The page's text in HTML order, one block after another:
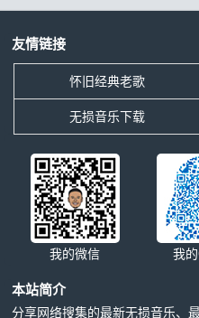
友情链接
怀旧经典老歌
无损音乐下载
我的微信 我
本站简介
分享网络搜集的最新无损音乐、